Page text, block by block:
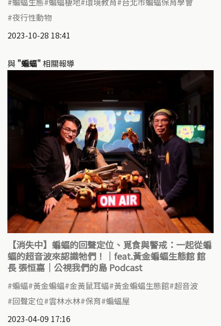
夜行性動物
2023-10-28 18:41
與 "蝙蝠" 相關報導
【消失中】蝙蝠的回聲定位、覓食與警戒：一起從蝙
蝠的超音波來認識牠們！｜feat.黃金蝙蝠生態館 館
長 張恒嘉｜公視我們的島 Podcast
蝙蝠 黃金蝙蝠 金黃鼠耳蝠 黃金蝙蝠生態館 超音波
回聲定位 雲林水林 保育 蝙蝠屋
2023-04-09 17:16